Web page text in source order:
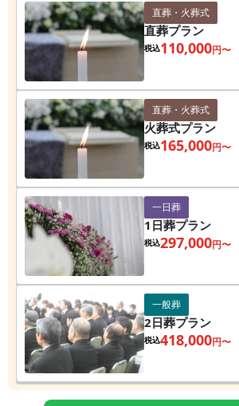
直葬・火葬式
直葬プラン
税込110,000円〜
直葬・火葬式
火葬式プラン
税込165,000円〜
一日葬
1日葬プラン
税込297,000円〜
一般葬
2日葬プラン
税込418,000円〜